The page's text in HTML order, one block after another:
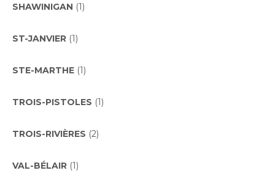
SHAWINIGAN (1)
ST-JANVIER (1)
STE-MARTHE (1)
TROIS-PISTOLES (1)
TROIS-RIVIÈRES (2)
VAL-BÉLAIR (1)